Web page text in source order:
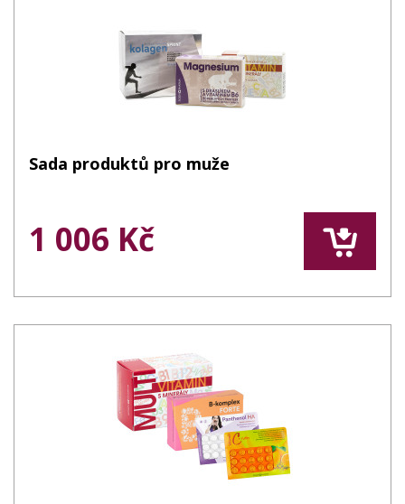
Sada produktů pro muže
1 006 Kč